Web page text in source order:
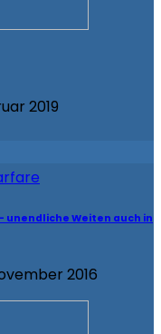
2019
unendliche Weiten auch in
2016